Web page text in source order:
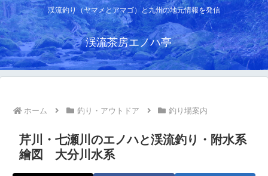
渓流釣り（ヤマメとアマゴ）と九州の地元情報を発信
渓流茶房エノハ亭
ホーム 釣り・アウトドア 釣り場案内
芹川・七瀬川のエノハと渓流釣り・附水系
繪図 大分川水系